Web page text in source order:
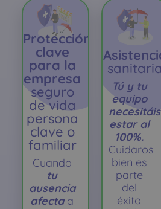
Protección
clave
para la
empresa
seguro
de vida
persona
clave o
familiar
Cuando
tu
ausencia
afectaa
sanitaria
Tú y tu
equipo
necesitáis
estar al
100%.
Cuidaros
bien es
parte
del
éxito